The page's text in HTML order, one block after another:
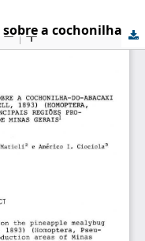
Efeitos de fatores climáticos sobre a cochonilha-do-abacaxi Dysmicoccus brevipes (Cockerell, 1893) (Homoptera, Pseudococcidae) nas principais regiões produtoras do estado de Minas Gerais